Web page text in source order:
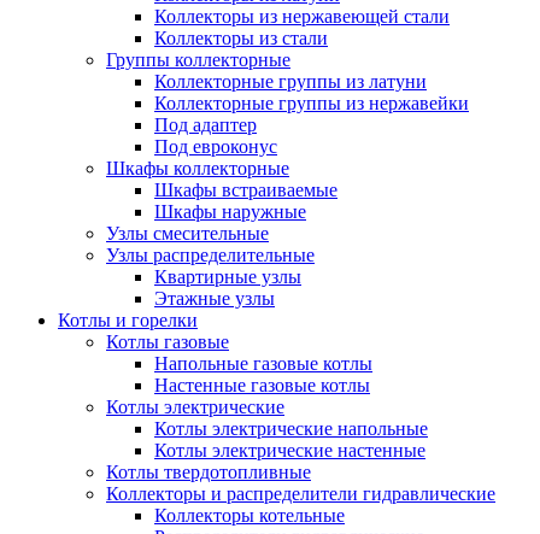
Коллекторы из нержавеющей стали
Коллекторы из стали
Группы коллекторные
Коллекторные группы из латуни
Коллекторные группы из нержавейки
Под адаптер
Под евроконус
Шкафы коллекторные
Шкафы встраиваемые
Шкафы наружные
Узлы смесительные
Узлы распределительные
Квартирные узлы
Этажные узлы
Котлы и горелки
Котлы газовые
Напольные газовые котлы
Настенные газовые котлы
Котлы электрические
Котлы электрические напольные
Котлы электрические настенные
Котлы твердотопливные
Коллекторы и распределители гидравлические
Коллекторы котельные